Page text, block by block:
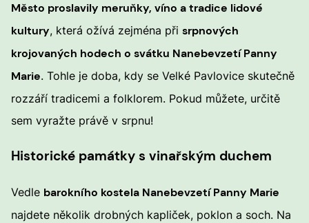
Město proslavily meruňky, víno a tradice lidové
kultury, která ožívá zejména při srpnových
krojovaných hodech o svátku Nanebevzetí Panny
Marie. Tohle je doba, kdy se Velké Pavlovice skutečně
rozzáří tradicemi a folklorem. Pokud můžete, určitě
sem vyražte právě v srpnu!
Historické památky s vinařským duchem
Vedle barokního kostela Nanebevzetí Panny Marie
najdete několik drobných kapliček, poklon a soch. Na